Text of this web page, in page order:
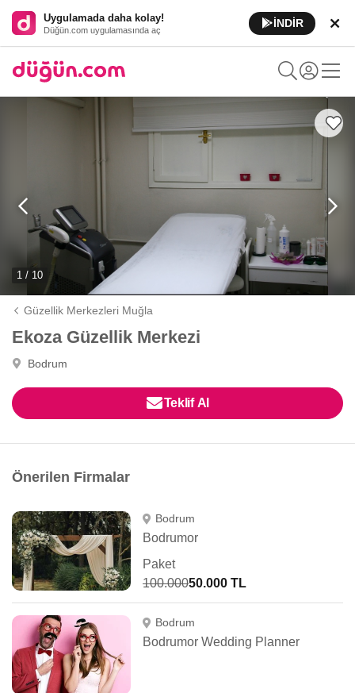
Uygulamada daha kolay!
Düğün.com uygulamasında aç
İNDİR
1 / 10
Güzellik Merkezleri Muğla
Ekoza Güzellik Merkezi
Bodrum
Teklif Al
Önerilen Firmalar
Bodrum
Bodrumor
Paket
100.00050.000 TL
Bodrum
Bodrumor Wedding Planner